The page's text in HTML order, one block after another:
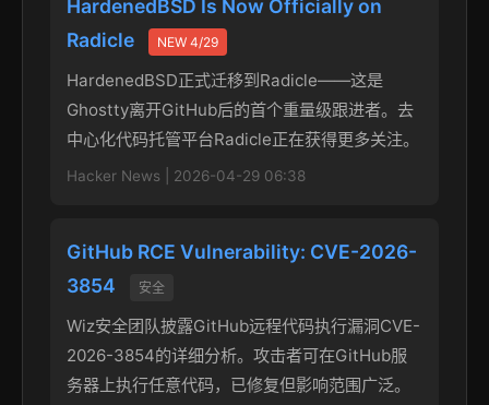
HardenedBSD Is Now Officially on
Radicle
NEW 4/29
HardenedBSD正式迁移到Radicle——这是
Ghostty离开GitHub后的首个重量级跟进者。去
中心化代码托管平台Radicle正在获得更多关注。
Hacker News | 2026-04-29 06:38
GitHub RCE Vulnerability: CVE-2026-
3854
安全
Wiz安全团队披露GitHub远程代码执行漏洞CVE-
2026-3854的详细分析。攻击者可在GitHub服
务器上执行任意代码，已修复但影响范围广泛。